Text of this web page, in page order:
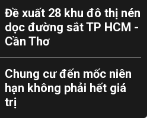
Đề xuất 28 khu đô thị nén
dọc đường sắt TP HCM -
Cần Thơ
Chung cư đến mốc niên
hạn không phải hết giá
trị